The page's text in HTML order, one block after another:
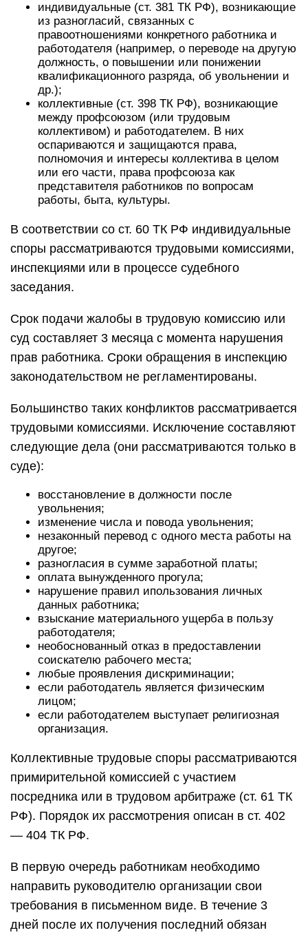
индивидуальные (ст. 381 ТК РФ), возникающие
из разногласий, связанных с
правоотношениями конкретного работника и
работодателя (например, о переводе на другую
должность, о повышении или понижении
квалификационного разряда, об увольнении и
др.);
коллективные (ст. 398 ТК РФ), возникающие
между профсоюзом (или трудовым
коллективом) и работодателем. В них
оспариваются и защищаются права,
полномочия и интересы коллектива в целом
или его части, права профсоюза как
представителя работников по вопросам
работы, быта, культуры.
В соответствии со ст. 60 ТК РФ индивидуальные
споры рассматриваются трудовыми комиссиями,
инспекциями или в процессе судебного
заседания.
Срок подачи жалобы в трудовую комиссию или
суд составляет 3 месяца с момента нарушения
прав работника. Сроки обращения в инспекцию
законодательством не регламентированы.
Большинство таких конфликтов рассматривается
трудовыми комиссиями. Исключение составляют
следующие дела (они рассматриваются только в
суде):
восстановление в должности после
увольнения;
изменение числа и повода увольнения;
незаконный перевод с одного места работы на
другое;
разногласия в сумме заработной платы;
оплата вынужденного прогула;
нарушение правил ипользования личных
данных работника;
взыскание материального ущерба в пользу
работодателя;
необоснованный отказ в предоставлении
соискателю рабочего места;
любые проявления дискриминации;
если работодатель является физическим
лицом;
если работодателем выступает религиозная
организация.
Коллективные трудовые споры рассматриваются
примирительной комиссией с участием
посредника или в трудовом арбитраже (ст. 61 ТК
РФ). Порядок их рассмотрения описан в ст. 402
— 404 ТК РФ.
В первую очередь работникам необходимо
направить руководителю организации свои
требования в письменном виде. В течение 3
дней после их получения последний обязан